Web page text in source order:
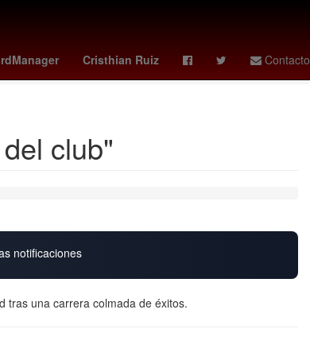
Cristhian Ruiz Contacto
santos vs ucv Matt Damon
mexico vs
club"
notificaciones
tras una carrera colmada de éxitos.